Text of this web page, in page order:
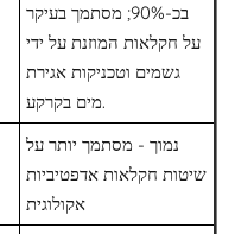
בכ-90%; מסתמך בעיקר
על חקלאות המוזנת על ידי
גשמים וטכניקות אגירת
מים בקרקע.
נמוך - מסתמך יותר על
שיטות חקלאות אדפטיביות
אקולוגית